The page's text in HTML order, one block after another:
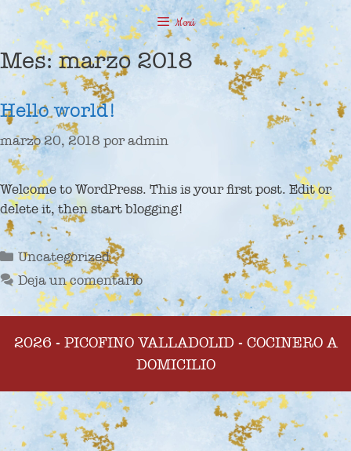
Saltar
contenido
Menú
Mes:marzo 2018
Hello world!
marzo 20, 2018 poradmin
Welcome to WordPress. This is your first post. Edit or
delete it, then start blogging!
Categorías
Uncategorized
Deja un comentario
2026 - PICOFINO VALLADOLID - COCINERO A
DOMICILIO